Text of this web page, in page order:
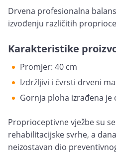
Drvena profesionalna
izvođenju različitih
Karakteristike
Promjer: 40 cm
Izdržljivi i čvrsti drveni
Gornja ploha izrađena
Proprioceptivne vježbe su
rehabilitacijske svrhe, a
neizostavan dio